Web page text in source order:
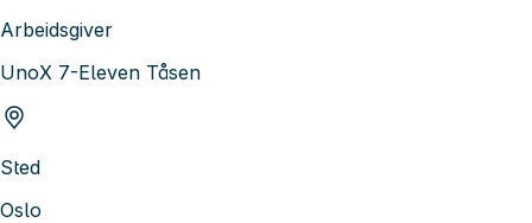
Arbeidsgiver
UnoX 7-Eleven Tåsen
Sted
Oslo